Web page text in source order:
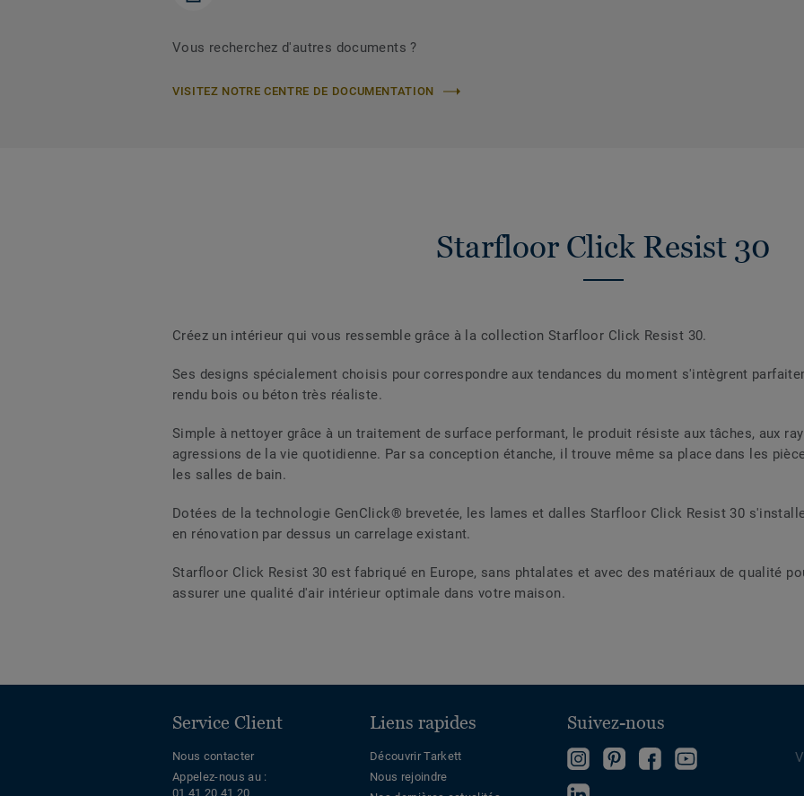
Vous recherchez d'autres documents ?
VISITEZ NOTRE CENTRE DE DOCUMENTATION
Starfloor Click Resist 30
Créez un intérieur qui vous ressemble grâce à la collection Starfloor Click Resist 30.
Ses designs spécialement choisis pour correspondre aux tendances du moment s'intègrent
rendu bois ou béton très réaliste.
Simple à nettoyer grâce à un traitement de surface performant, le produit résiste aux tâches, aux
agressions de la vie quotidienne. Par sa conception étanche, il trouve même sa place dans les
les salles de bain.
Dotées de la technologie GenClick® brevetée, les lames et dalles Starfloor Click Resist 30
en rénovation par dessus un carrelage existant.
Starfloor Click Resist 30 est fabriqué en Europe, sans phtalates et avec des matériaux de qualité
assurer une qualité d'air intérieur optimale dans votre maison.
Service Client
Nous contacter
Appelez-nous au :
01 41 20 41 20
Liens rapides
Découvrir Tarkett
Nous rejoindre
Suivez-nous
FollowFollowDevenezRegardez